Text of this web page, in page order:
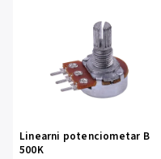
Abecedno
Linearni potenciometar B
500K